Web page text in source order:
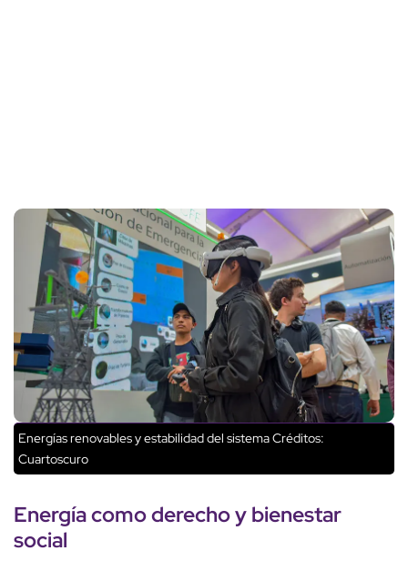
Energías renovables y estabilidad del sistemaCréditos:
Cuartoscuro
Energía como derecho ybienestar
social